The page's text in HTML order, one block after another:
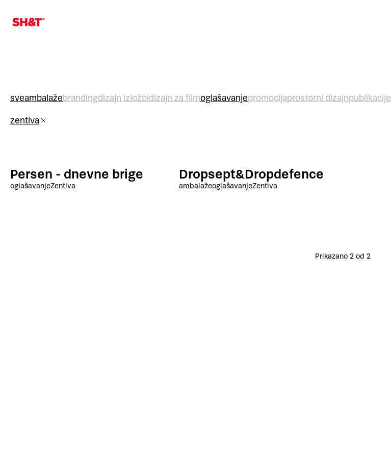
sveambalažebrandingdizajn izložbidizajn za filmoglašavanjepromocijaprostorni dizajnpublikacije
zentiva
Persen - dnevne brige
oglašavanjeZentiva
Dropsept&Dropdefence
ambalažeoglašavanjeZentiva
Prikazano 2 od 2